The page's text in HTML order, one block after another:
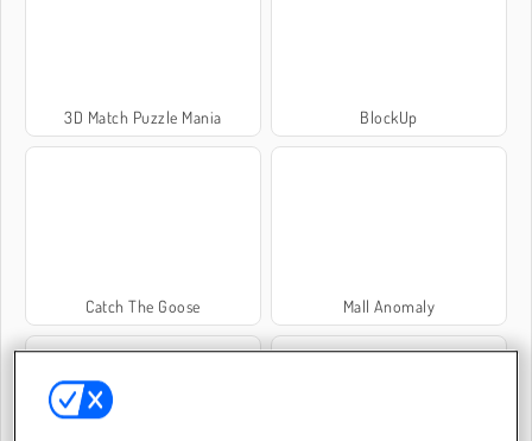
3D Match Puzzle Mania BlockUp
Catch The Goose Mall Anomaly